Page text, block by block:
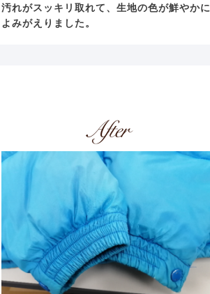
汚れがスッキリ取れて、生地の色が鮮やかに
よみがえりました。